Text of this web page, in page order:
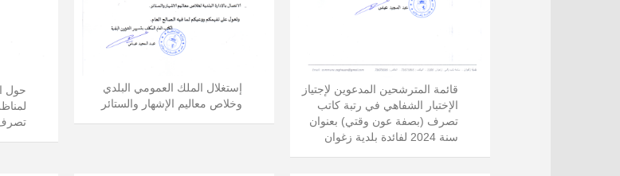
حول
إستغلال الملك العمومي البلدي
وخلاص معاليم الإشهار والستائر
قائمة المترشحين المدعوين لإجتياز
الإختبار الشفاهي في رتبة كاتب
تصرف (بصفة عون وقتي) بعنوان
سنة 2024 لفائدة بلدية زغوان